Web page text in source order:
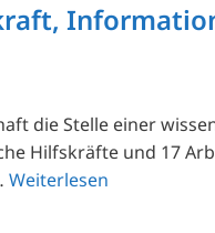
die Stelle einer
Hilfskräfte und 17
Weiterlesen